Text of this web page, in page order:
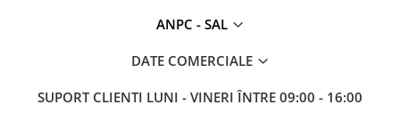
ANPC - SAL
DATE COMERCIALE
SUPORT CLIENTI LUNI - VINERI ÎNTRE 09:00 - 16:00